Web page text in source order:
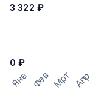
3 322 ₽
0 ₽
Янв Фев Мрт Апр